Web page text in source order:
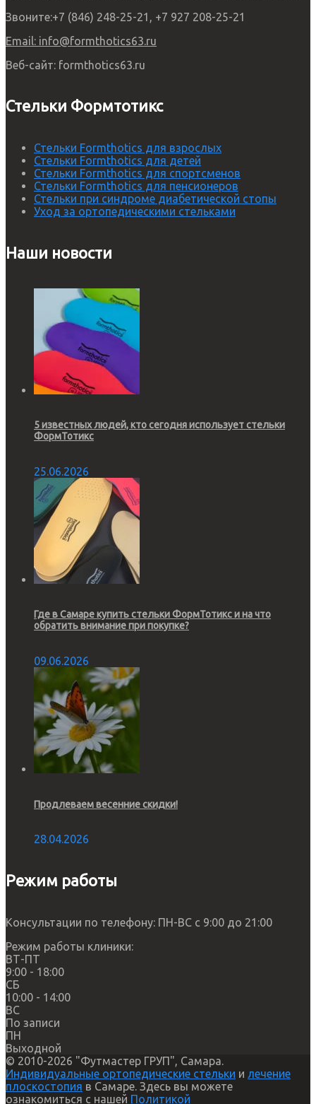
Звоните:+7 (846) 248-25-21, +7 927 208-25-21
Email: info@formthotics63.ru
Веб-сайт: formthotics63.ru
Стельки Формтотикс
Стельки Formthotics для взрослых
Стельки Formthotics для детей
Стельки Formthotics для спортсменов
Стельки Formthotics для пенсионеров
Стельки при синдроме диабетической стопы
Уход за ортопедическими стельками
Наши новости
5 известных людей, кто сегодня использует стельки
ФормТотикс
25.06.2026
Где в Самаре купить стельки ФормТотикс и на что
обратить внимание при покупке?
09.06.2026
Продлеваем весенние скидки!
28.04.2026
Режим работы
Консультации по телефону: ПН-ВС с 9:00 до 21:00
Режим работы клиники:
ВТ-ПТ
9:00 - 18:00
СБ
10:00 - 14:00
ВС
По записи
ПН
Выходной
© 2010-2026 "Футмастер ГРУП", Самара.
Индивидуальные ортопедические стельки и лечение
плоскостопия в Самаре. Здесь вы можете
ознакомиться с нашей Политикой